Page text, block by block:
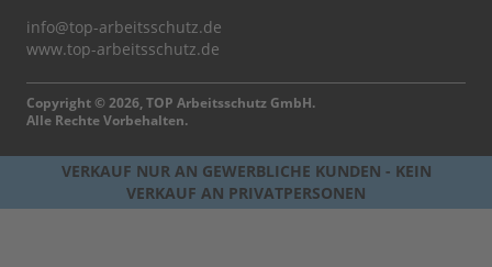
info@top-arbeitsschutz.de
www.top-arbeitsschutz.de
Copyright © 2026, TOP Arbeitsschutz GmbH.
Alle Rechte Vorbehalten.
VERKAUF NUR AN GEWERBLICHE KUNDEN - KEIN
VERKAUF AN PRIVATPERSONEN